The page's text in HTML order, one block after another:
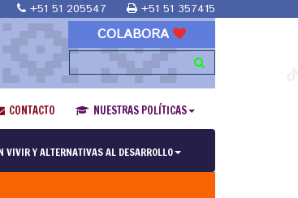
+51 51 205547 +51 51 357415
COLABORA
CONTACTO NUESTRAS POLÍTICAS
VIVIR Y ALTERNATIVAS AL DESARROLLO